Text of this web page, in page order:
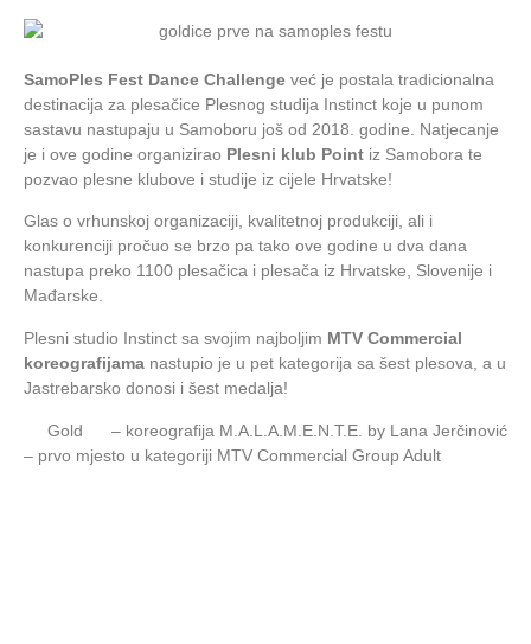
SamoPles Fest Dance Challenge već je postala tradicionalna
destinacija za plesačice Plesnog studija Instinct koje u punom
sastavu nastupaju u Samoboru još od 2018. godine. Natjecanje
je i ove godine organizirao Plesni klub Point iz Samobora te
pozvao plesne klubove i studije iz cijele Hrvatske!
Glas o vrhunskoj organizaciji, kvalitetnoj produkciji, ali i
konkurenciji pročuo se brzo pa tako ove godine u dva dana
nastupa preko 1100 plesačica i plesača iz Hrvatske, Slovenije i
Mađarske.
Plesni studio Instinct sa svojim najboljim MTV Commercial
koreografijama nastupio je u pet kategorija sa šest plesova, a u
Jastrebarsko donosi i šest medalja!
Gold
– koreografija M.A.L.A.M.E.N.T.E. by Lana Jerčinović
– prvo mjesto u kategoriji MTV Commercial Group Adult